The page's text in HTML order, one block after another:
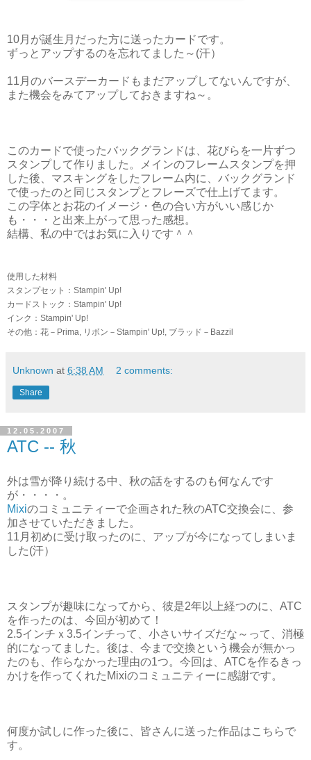
10月が誕生月だった方に送ったカードです。
ずっとアップするのを忘れてました～(汗）
11月のバースデーカードもまだアップしてないんですが、
また機会をみてアップしておきますね～。
このカードで使ったバックグランドは、花びらを一片ずつ
スタンプして作りました。メインのフレームスタンプを押
した後、マスキングをしたフレーム内に、バックグランド
で使ったのと同じスタンプとフレーズで仕上げてます。
この字体とお花のイメージ・色の合い方がいい感じか
も・・・と出来上がって思った感想。
結構、私の中ではお気に入りです＾＾
使用した材料
スタンプセット：Stampin' Up!
カードストック：Stampin' Up!
インク：Stampin' Up!
その他：花－Prima, リボン－Stampin' Up!, ブラッド－Bazzil
Unknown at 6:38 AM 2 comments:
Share
12.05.2007
ATC -- 秋
外は雪が降り続ける中、秋の話をするのも何なんです
が・・・・。
Mixiのコミュニティーで企画された秋のATC交換会に、参
加させていただきました。
11月初めに受け取ったのに、アップが今になってしまいま
した(汗）
スタンプが趣味になってから、彼是2年以上経つのに、ATC
を作ったのは、今回が初めて！
2.5インチｘ3.5インチって、小さいサイズだな～って、消極
的になってました。後は、今まで交換という機会が無かっ
たのも、作らなかった理由の1つ。今回は、ATCを作るきっ
かけを作ってくれたMixiのコミュニティーに感謝です。
何度か試しに作った後に、皆さんに送った作品はこちらで
す。